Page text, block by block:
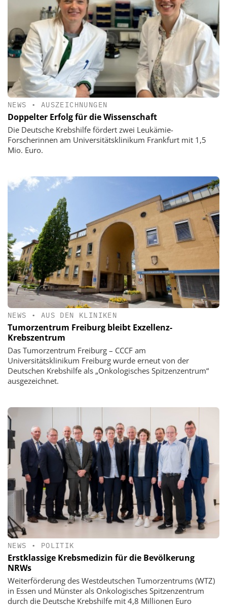
NEWS • AUSZEICHNUNGEN
Doppelter Erfolg für die Wissenschaft
Die Deutsche Krebshilfe fördert zwei Leukämie-
Forscherinnen am Universitätsklinikum Frankfurt mit 1,5
Mio. Euro.
NEWS • AUS DEN KLINIKEN
Tumorzentrum Freiburg bleibt Exzellenz-
Krebszentrum
Das Tumorzentrum Freiburg – CCCF am
Universitätsklinikum Freiburg wurde erneut von der
Deutschen Krebshilfe als „Onkologisches Spitzenzentrum“
ausgezeichnet.
NEWS • POLITIK
Erstklassige Krebsmedizin für die Bevölkerung
NRWs
Weiterförderung des Westdeutschen Tumorzentrums (WTZ)
in Essen und Münster als Onkologisches Spitzenzentrum
durch die Deutsche Krebshilfe mit 4,8 Millionen Euro